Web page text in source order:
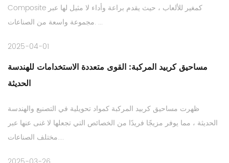
Composite كمغير للألعاب ، حيث يقدم براعة وأداء لا مثيل لها عبر
مجموعة واسعة من الصناعات. ...
2025-04-01
مساحيق كربيد المركبة: القوى متعددة الاستخدامات للهندسة
الحديثة
ظهرت مساحيق كربيد المركبة كمواد تحويلية في التصنيع والهندسة
الحديثة ، مما يوفر مزيجًا فريدًا من الخصائص التي تجعلها لا غنى عنها عبر
مختلف الصناعات....